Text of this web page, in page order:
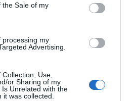
the Sale of my
processing my
Advertising.
Use,
or Sharing of my
Unrelated with the
was collected.
que suele equivocarse al
y perdedores en estos
serán las salidas a
y Anthropic?
posibles salidas a bolsa
para el mercado y